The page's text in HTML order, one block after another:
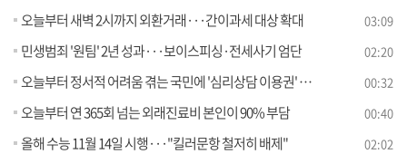
오늘부터 새벽 2시까지 외환거래···간이과세 대상 확대 03:09
민생범죄 '원팀' 2년 성과···보이스피싱·전세사기 엄단 02:20
오늘부터 정서적 어려움 겪는 국민에 '심리상담 이용권' 제공 00:32
오늘부터 연 365회 넘는 외래진료비 본인이 90% 부담 00:40
올해 수능 11월 14일 시행···"킬러문항 철저히 배제" 02:02